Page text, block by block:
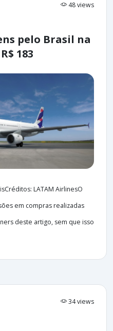
48 views
pelo Brasil na
183
LATAM AirlinesO
em compras realizadas
deste artigo, sem que isso
34 views